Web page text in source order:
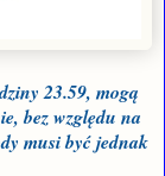
23.59, mogą
bez względu na
musi być jednak